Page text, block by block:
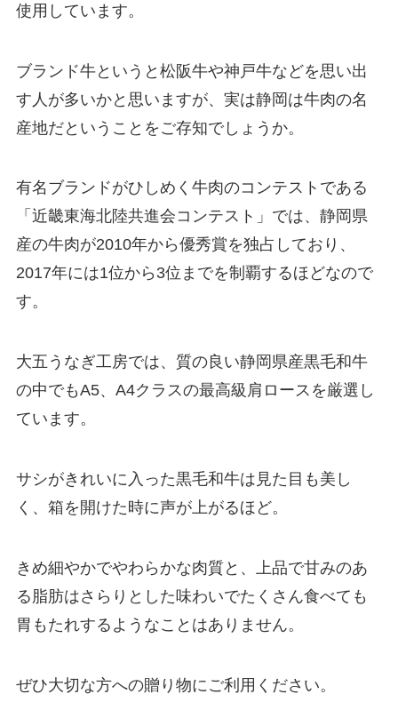
使用しています。
ブランド牛というと松阪牛や神戸牛などを思い出
す人が多いかと思いますが、実は静岡は牛肉の名
産地だということをご存知でしょうか。
有名ブランドがひしめく牛肉のコンテストである
「近畿東海北陸共進会コンテスト」では、静岡県
産の牛肉が2010年から優秀賞を独占しており、
2017年には1位から3位までを制覇するほどなので
す。
大五うなぎ工房では、質の良い静岡県産黒毛和牛
の中でもA5、A4クラスの最高級肩ロースを厳選し
ています。
サシがきれいに入った黒毛和牛は見た目も美し
く、箱を開けた時に声が上がるほど。
きめ細やかでやわらかな肉質と、上品で甘みのあ
る脂肪はさらりとした味わいでたくさん食べても
胃もたれするようなことはありません。
ぜひ大切な方への贈り物にご利用ください。